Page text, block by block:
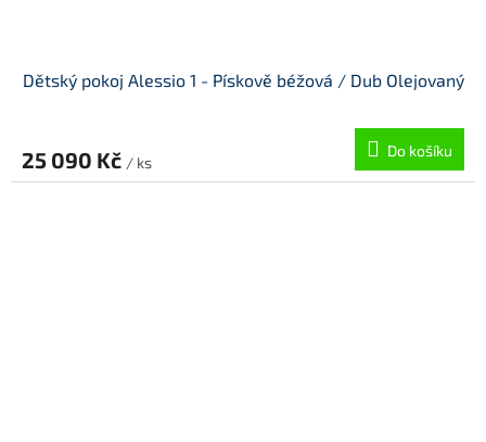
Dětský pokoj Alessio 1 - Pískově béžová / Dub Olejovaný
25 090 Kč / ks
Do košíku